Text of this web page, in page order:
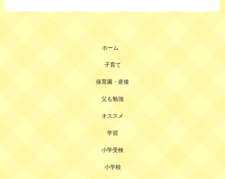
ホーム
子育て
保育園・産後
父も勉強
オススメ
学習
小学受検
小学校